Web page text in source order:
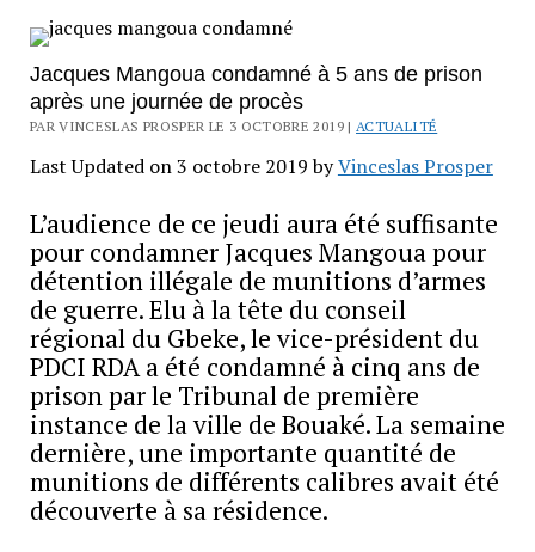
Jacques Mangoua condamné à 5 ans de prison
après une journée de procès
PAR VINCESLAS PROSPER LE 3 OCTOBRE 2019 | ACTUALITÉ
Last Updated on 3 octobre 2019 byVinceslas Prosper
L’audience de ce jeudi aura été suffisante
pour condamner Jacques Mangoua pour
détention illégale de munitions d’armes
de guerre. Elu à la tête du conseil
régional du Gbeke, le vice-président du
PDCI RDA a été condamné à cinq ans de
prison par le Tribunal de première
instance de la ville de Bouaké. La semaine
dernière, une importante quantité de
munitions de différents calibres avait été
découverte à sa résidence.